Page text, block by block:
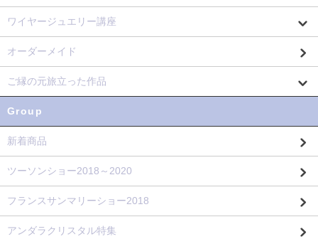
ワイヤージュエリー講座
オーダーメイド
ご縁の元旅立った作品
Group
新着商品
ツーソンショー2018～2020
フランスサンマリーショー2018
アンダラクリスタル特集